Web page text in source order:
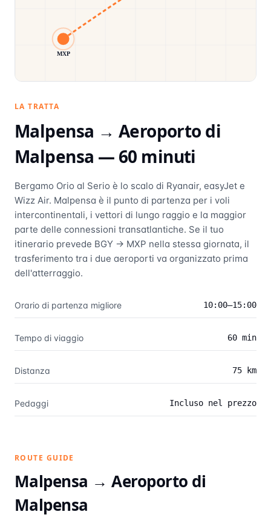
MXP
LA TRATTA
Malpensa → Aeroporto di
Malpensa — 60 minuti
Bergamo Orio al Serio è lo scalo di Ryanair, easyJet e
Wizz Air. Malpensa è il punto di partenza per i voli
intercontinentali, i vettori di lungo raggio e la maggior
parte delle connessioni transatlantiche. Se il tuo
itinerario prevede BGY → MXP nella stessa giornata, il
trasferimento tra i due aeroporti va organizzato prima
dell'atterraggio.
Orario di partenza migliore 10:00–15:00
Tempo di viaggio 60 min
Distanza 75 km
Pedaggi Incluso nel prezzo
ROUTE GUIDE
Malpensa →Aeroporto di
Malpensa